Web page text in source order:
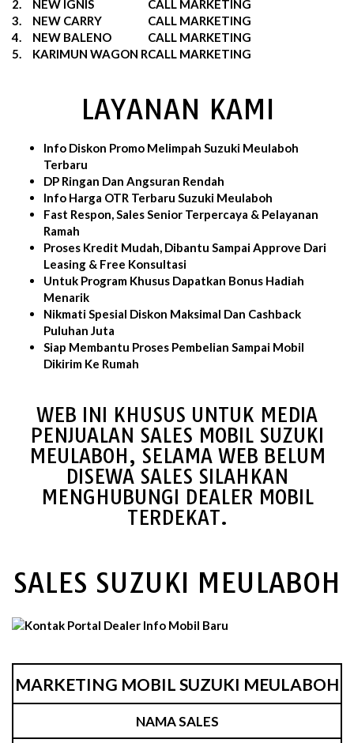
2.
NEW IGNIS
CALL MARKETING
3.
NEW CARRY
CALL MARKETING
4.
NEW BALENO
CALL MARKETING
5.
KARIMUN WAGON RCALL MARKETING
LAYANAN KAMI
Info Diskon Promo Melimpah Suzuki Meulaboh
Terbaru
DP Ringan Dan Angsuran Rendah
Info Harga OTR Terbaru Suzuki Meulaboh
Fast Respon, Sales Senior Terpercaya & Pelayanan
Ramah
Proses Kredit Mudah, Dibantu Sampai Approve Dari
Leasing & Free Konsultasi
Untuk Program Khusus Dapatkan Bonus Hadiah
Menarik
Nikmati Spesial Diskon Maksimal Dan Cashback
Puluhan Juta
Siap Membantu Proses Pembelian Sampai Mobil
Dikirim Ke Rumah
WEB INI KHUSUS UNTUK MEDIA
PENJUALAN SALES MOBIL SUZUKI
MEULABOH, SELAMA WEB BELUM
DISEWA SALES SILAHKAN
MENGHUBUNGI DEALER MOBIL
TERDEKAT.
SALES SUZUKI MEULABOH
MARKETING MOBIL SUZUKI MEULABOH
NAMA SALES